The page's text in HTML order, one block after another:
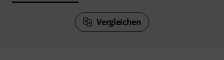
Vergleichen